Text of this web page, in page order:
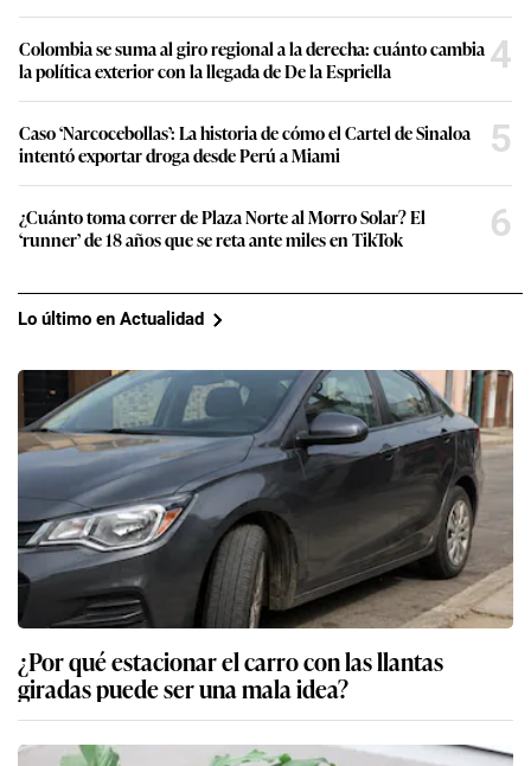
Colombia se suma al giro regional a la derecha: cuánto cambia
la política exterior con la llegada de De la Espriella
4
Caso ‘Narcocebollas’: La historia de cómo el Cartel de Sinaloa
intentó exportar droga desde Perú a Miami
5
¿Cuánto toma correr de Plaza Norte al Morro Solar? El
‘runner’ de 18 años que se reta ante miles en TikTok
6
Lo último en Actualidad
¿Por qué estacionar el carro con las llantas
giradas puede ser una mala idea?